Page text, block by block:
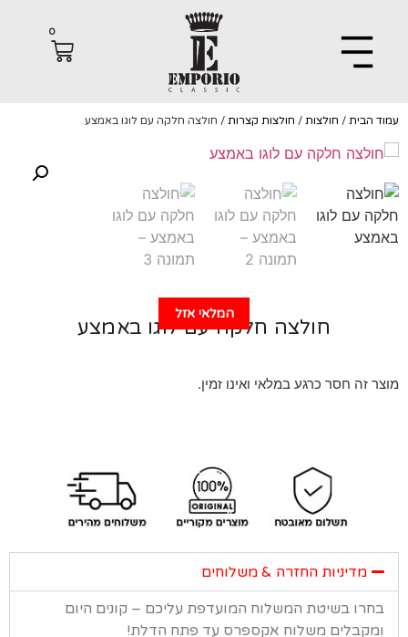
הבית/חולצות /חולצות קצרות / חולצה חלקה עם לוגו באמצע
חולצה חלקה עם לוגו באמצע
זה חסר כרגע במלאי ואינו זמין.
מדיניות החזרה & משלוחים
בשיטת המשלוח המועדפת עליכם – קונים היום
משלוח אקספרס עד פתח הדלת!
המלאי אזל